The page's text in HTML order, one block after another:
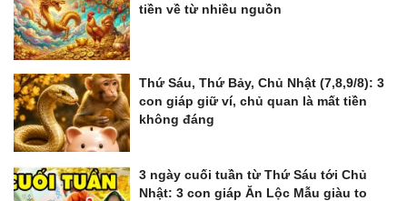
tiền về từ nhiều nguồn
Thứ Sáu, Thứ Bảy, Chủ Nhật (7,8,9/8): 3
con giáp giữ ví, chủ quan là mất tiền
không đáng
3 ngày cuối tuần từ Thứ Sáu tới Chủ
Nhật: 3 con giáp Ăn Lộc Mẫu giàu to